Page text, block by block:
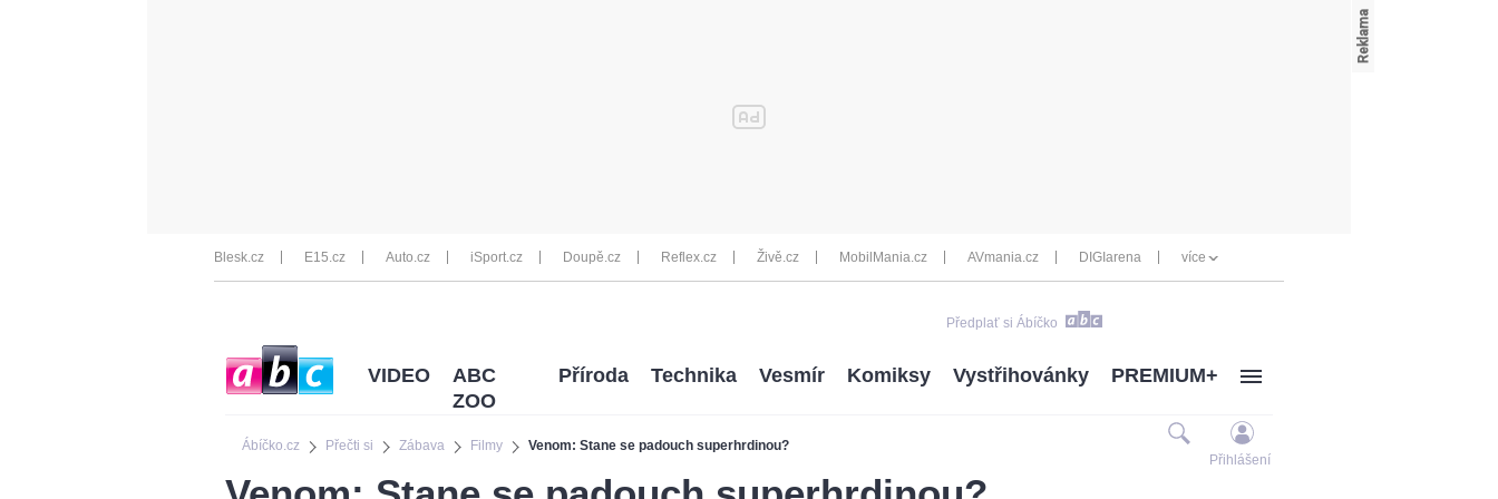
Blesk.cz E15.cz Auto.cz iSport.cz Doupě.cz Reflex.cz Živě.cz MobilMania.cz AVmania.cz DIGIarena více
Předplať si Ábíčko
Ábíčko.cz Přečti si Zábava Filmy Venom: Stane se padouch superhrdinou?
VIDEO
ABC
ZOO
Příroda Technika Vesmír Komiksy Vystřihovánky PREMIUM+
Přihlášení